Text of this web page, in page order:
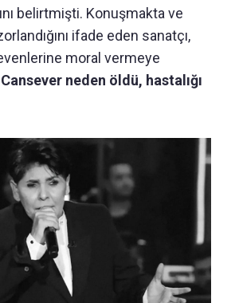
belirtmişti. Konuşmakta ve
ifade eden sanatçı,
moral vermeye
Cansever neden öldü, hastalığı